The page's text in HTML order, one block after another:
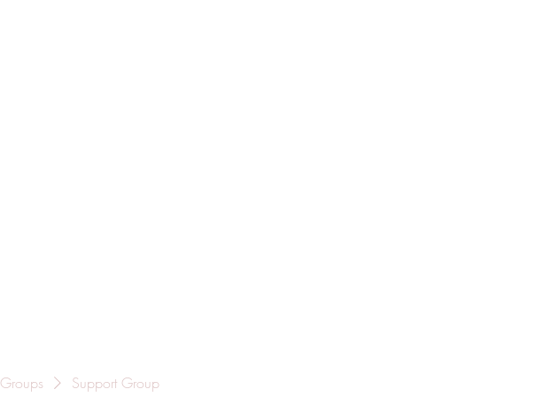
Groups Support Group